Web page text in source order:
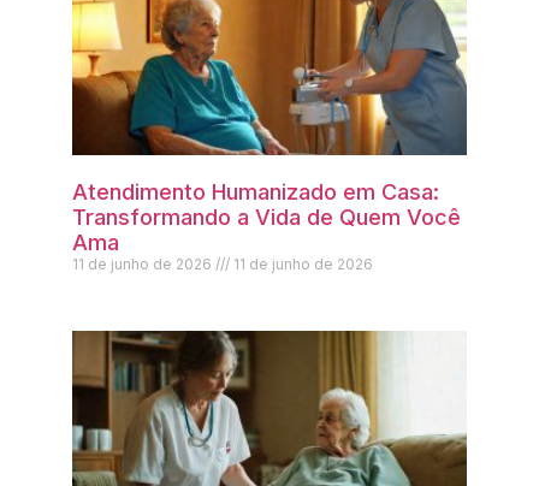
Atendimento Humanizado em Casa:
Transformando a Vida de Quem Você
Ama
11 de junho de 2026 11 de junho de 2026